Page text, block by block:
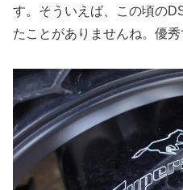
す。そういえば、この頃の
たことがありませんね。優秀